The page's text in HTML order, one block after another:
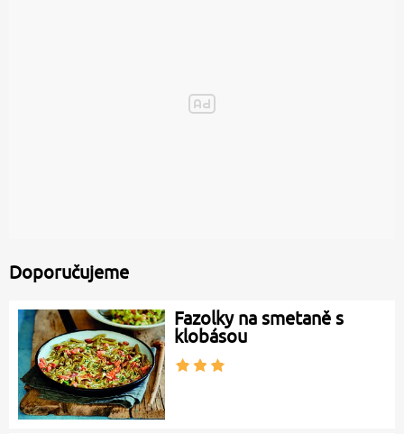
Doporučujeme
Fazolky na smetaně s
klobásou